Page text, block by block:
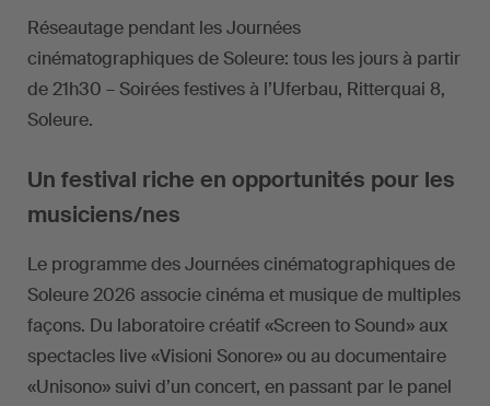
Réseautage pendant les Journées
cinématographiques de Soleure: tous les jours à partir
de 21h30 – Soirées festives à l’Uferbau, Ritterquai 8,
Soleure.
Un festival riche en opportunités pour les
musiciens/nes
Le programme des Journées cinématographiques de
Soleure 2026 associe cinéma et musique de multiples
façons. Du laboratoire créatif «Screen to Sound» aux
spectacles live «Visioni Sonore» ou au documentaire
«Unisono» suivi d’un concert, en passant par le panel